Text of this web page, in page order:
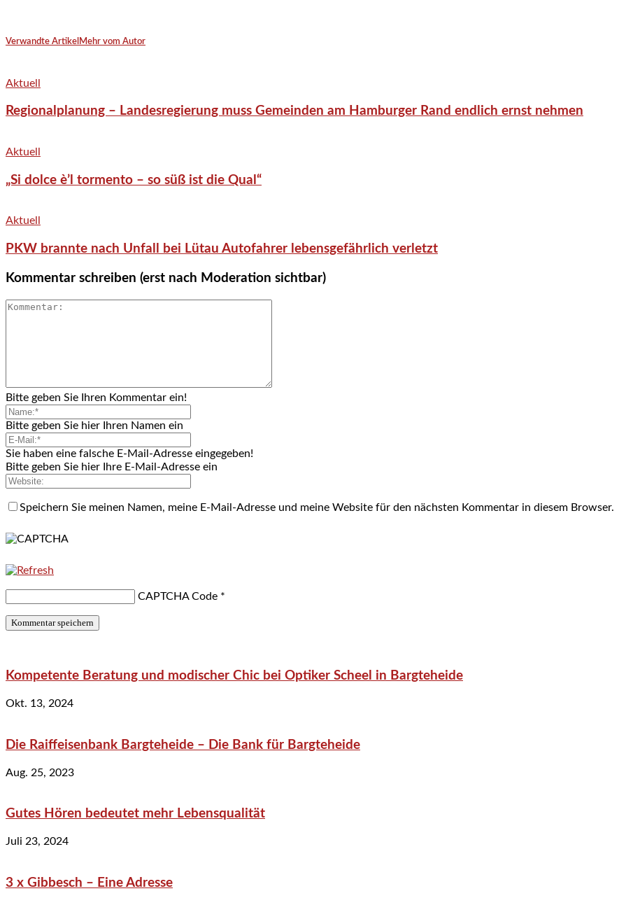
Verwandte Artikel Mehr vom Autor
Aktuell
Regionalplanung – Landesregierung muss Gemeinden am Hamburger Rand endlich ernst nehmen
Aktuell
„Si dolce è’l tormento – so süß ist die Qual“
Aktuell
PKW brannte nach Unfall bei Lütau Autofahrer lebensgefährlich verletzt
Kommentar schreiben (erst nach Moderation sichtbar)
Bitte geben Sie Ihren Kommentar ein!
Bitte geben Sie hier Ihren Namen ein
Sie haben eine falsche E-Mail-Adresse eingegeben!
Bitte geben Sie hier Ihre E-Mail-Adresse ein
Speichern Sie meinen Namen, meine E-Mail-Adresse und meine Website für den nächsten Kommentar in diesem Browser.
CAPTCHA Code *
Kompetente Beratung und modischer Chic bei Optiker Scheel in Bargteheide
Okt. 13, 2024
Die Raiffeisenbank Bargteheide – Die Bank für Bargteheide
Aug. 25, 2023
Gutes Hören bedeutet mehr Lebensqualität
Juli 23, 2024
3 x Gibbesch – Eine Adresse